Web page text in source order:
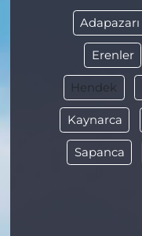
Adapazarı
Erenler
Hendek
Kaynarca
Sapanca